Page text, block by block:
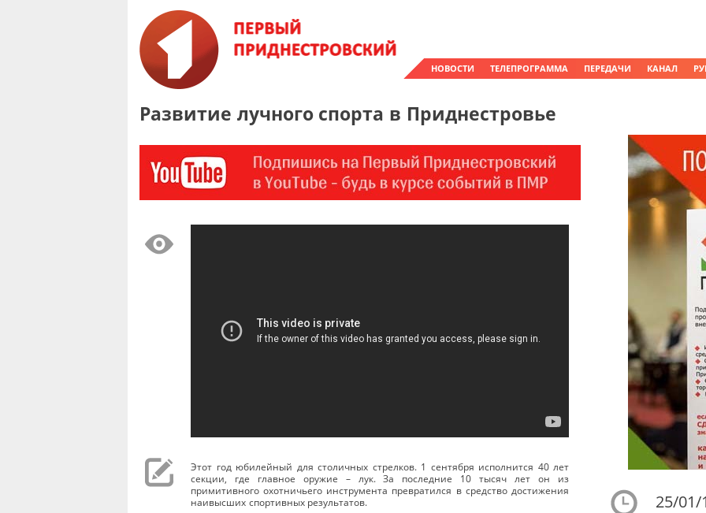
НОВОСТИ ТЕЛЕПРОГРАММА ПЕРЕДАЧИ КАНАЛ
Развитие лучного спорта в Приднестровье
Этот год юбилейный для столичных стрелков. 1 сентября исполнится 40 лет
секции, где главное оружие – лук. За последние 10 тысяч лет он из
примитивного охотничьего инструмента превратился в средство достижения
наивысших спортивных результатов.
25/01/